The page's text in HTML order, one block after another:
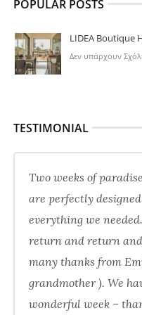
POPULAR POSTS
LIDEA Boutique
Δεν υπάρχουν
TESTIMONIAL
Two weeks of
are perfectly
everything we
return and return
many thanks from
grandmother ). We
wonderful week –